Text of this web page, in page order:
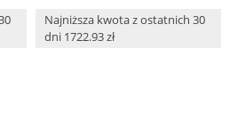
Najniższa kwota z ostatnich 30
dni 1722.93 zł